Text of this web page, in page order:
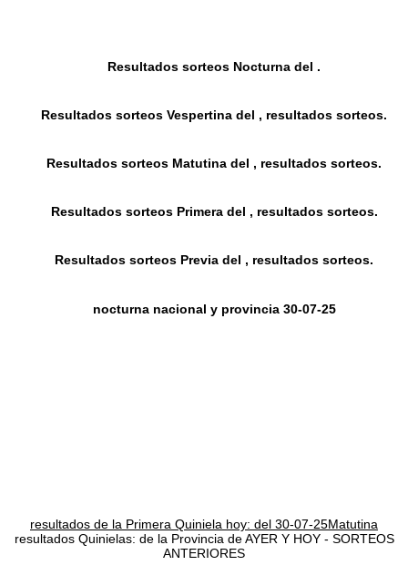
Resultados sorteos Nocturna del .
Resultados sorteos Vespertina del , resultados sorteos.
Resultados sorteos Matutina del , resultados sorteos.
Resultados sorteos Primera del , resultados sorteos.
Resultados sorteos Previa del , resultados sorteos.
nocturna nacional y provincia 30-07-25
resultados de la Primera Quiniela hoy: del 30-07-25Matutina
resultados Quinielas: de la Provincia de AYER Y HOY - SORTEOS
ANTERIORES